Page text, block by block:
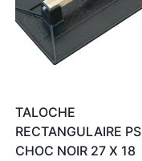
TALOCHE
RECTANGULAIRE PS
CHOC NOIR 27 X 18